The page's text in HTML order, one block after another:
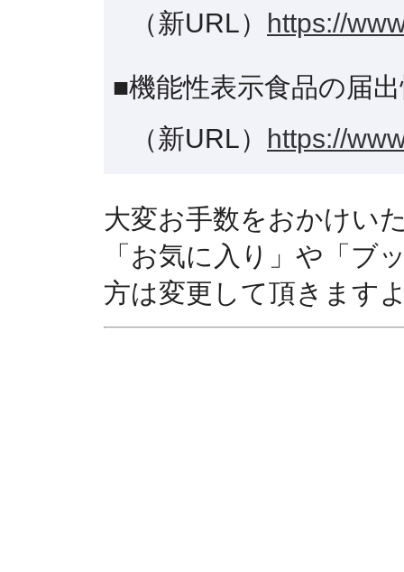
（新URL） https://
■機能性表示食品の届
（新URL） https://
大変お手数をおかけい
「お気に入り」や「ブ
方は変更して頂きます